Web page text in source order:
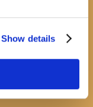
Show details